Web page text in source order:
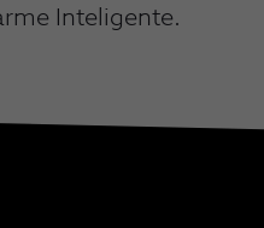
Inteligente.